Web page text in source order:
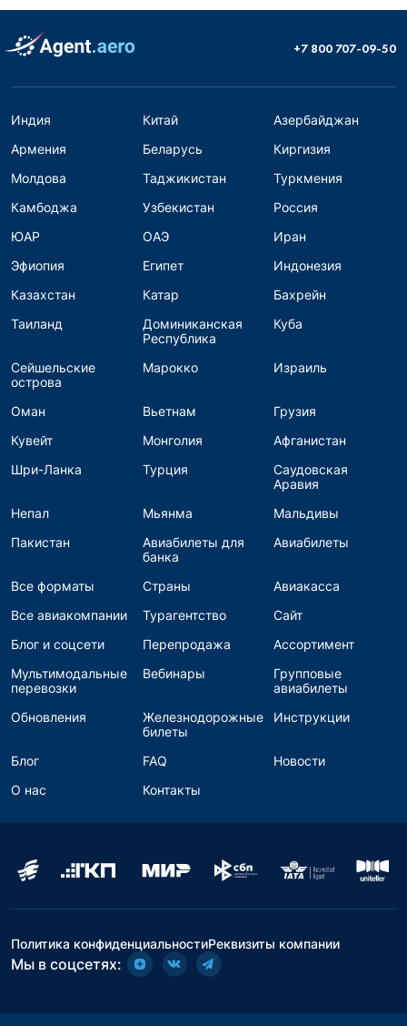
+7 800 707-09-50
Индия Китай
Азербайджан
Армения
Беларусь
Киргизия
Молдова
Таджикистан
Туркмения
Камбоджа
Узбекистан
Россия
ЮАР
ОАЭ
Иран
Эфиопия
Египет
Индонезия
Казахстан
Катар
Бахрейн
Таиланд
Доминиканская
Республика
Куба
Сейшельские
острова
Марокко Израиль
Оман Вьетнам
Грузия
Кувейт
Монголия
Афганистан
Шри-Ланка
Турция
Саудовская
Аравия
Непал
Мьянма
Мальдивы
Пакистан
Авиабилеты для
банка
Авиабилеты
Все форматы Страны
Авиакасса
Все авиакомпании
Турагентство
Сайт
Блог и соцсети
Перепродажа
Ассортимент
Мультимодальные
перевозки
Вебинары
Групповые
авиабилеты
Обновления
Железнодорожные
билеты
Инструкции
Блог FAQ
Новости
О нас
Контакты
Политика конфиденциальностиРеквизиты компании
Мы в соцсетях: